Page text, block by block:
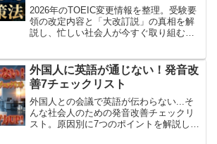
2026年のTOEIC変更情報を整理。受験要
領の改定内容と「大改訂説」の真相を解
説し、忙しい社会人が今すぐ取り組むべ
外国人に英語が通じない！発音改
善7チェックリスト
外国人との会議で英語が伝わらない...そ
んな社会人のための発音改善チェックリ
スト。原因別に7つのポイントを解説し、